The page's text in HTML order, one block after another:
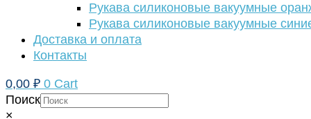
Рукава силиконовые вакуумные
Рукава силиконовые вакуумные
Доставка и оплата
Контакты
0,00 ₽ 0 Cart
Поиск
×